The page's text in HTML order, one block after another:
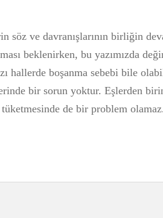
ve davranışlarının birliğin
beklenirken, bu yazımızda
hallerde boşanma sebebi bile
bir sorun yoktur. Eşlerden
de bir problem